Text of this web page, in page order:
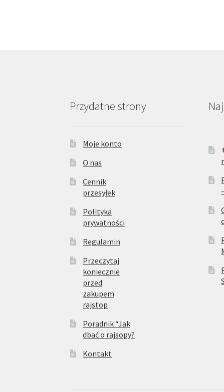
Przydatne strony
Moje konto
O nas
Cennik
przesyłek
Polityka
prywatności
Regulamin
Przeczytaj
koniecznie
przed
zakupem
rajstop
Poradnik “Jak
dbać o rajsopy?
Kontakt